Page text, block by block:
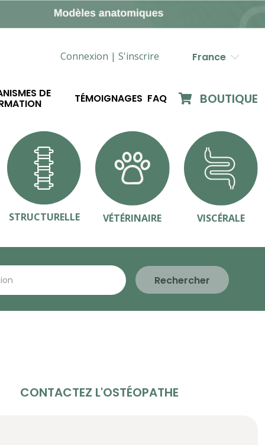
Connexion | S'inscrire France
DE TÉMOIGNAGES FAQ BOUTIQUE
STRUCTURELLE VÉTÉRINAIRE VISCÉRALE
Rechercher
CONTACTEZ L'OSTÉOPATHE